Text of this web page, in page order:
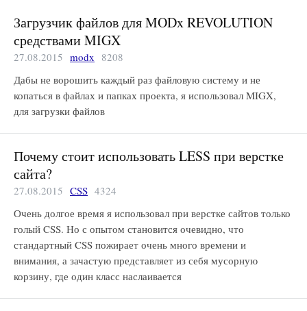
Загрузчик файлов для MODx REVOLUTION
средствами MIGX
27.08.2015 modx 8208
Дабы не ворошить каждый раз файловую систему и не
копаться в файлах и папках проекта, я использовал MIGX,
для загрузки файлов
Почему стоит использовать LESS при верстке
сайта?
27.08.2015 CSS 4324
Очень долгое время я использовал при верстке сайтов только
голый CSS. Но с опытом становится очевидно, что
стандартный CSS пожирает очень много времени и
внимания, а зачастую представляет из себя мусорную
корзину, где один класс наслаивается